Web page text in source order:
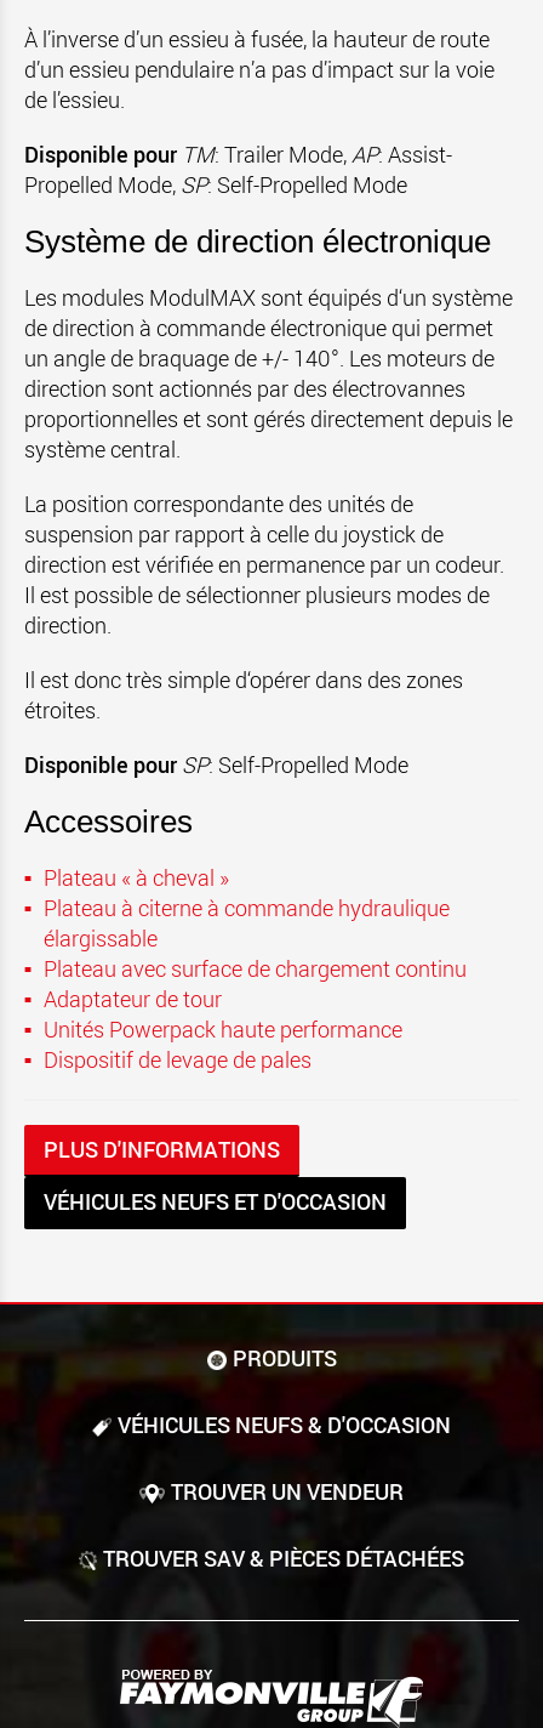
À l’inverse d’un essieu à fusée, la hauteur de route
d’un essieu pendulaire n’a pas d’impact sur la voie
de l’essieu.
Disponible pour TM: Trailer Mode,AP: Assist-
Propelled Mode, SP: Self-Propelled Mode
Système de direction électronique
Les modules ModulMAX sont équipés d‘un système
de direction à commande électronique qui permet
un angle de braquage de +/- 140°. Les moteurs de
direction sont actionnés par des électrovannes
proportionnelles et sont gérés directement depuis le
système central.
La position correspondante des unités de
suspension par rapport à celle du joystick de
direction est vérifiée en permanence par un codeur.
Il est possible de sélectionner plusieurs modes de
direction.
Il est donc très simple d‘opérer dans des zones
étroites.
Disponible pour SP: Self-Propelled Mode
Accessoires
Plateau « à cheval »
Plateau à citerne à commande hydraulique
élargissable
Plateau avec surface de chargement continu
Adaptateur de tour
Unités Powerpack haute performance
Dispositif de levage de pales
PLUS D'INFORMATIONS
VÉHICULES NEUFS ET D'OCCASION
PRODUITS
VÉHICULES NEUFS & D'OCCASION
TROUVER UN VENDEUR
TROUVER SAV & PIÈCES DÉTACHÉES